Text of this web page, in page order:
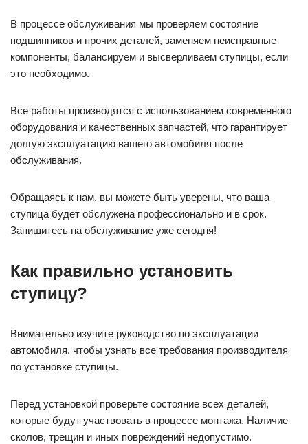
В процессе обслуживания мы проверяем состояние
подшипников и прочих деталей, заменяем неисправные
компоненты, балансируем и высверливаем ступицы, если
это необходимо.
Все работы производятся с использованием современного
оборудования и качественных запчастей, что гарантирует
долгую эксплуатацию вашего автомобиля после
обслуживания.
Обращаясь к нам, вы можете быть уверены, что ваша
ступица будет обслужена профессионально и в срок.
Запишитесь на обслуживание уже сегодня!
Как правильно установить
ступицу?
Внимательно изучите руководство по эксплуатации
автомобиля, чтобы узнать все требования производителя
по установке ступицы.
Перед установкой проверьте состояние всех деталей,
которые будут участвовать в процессе монтажа. Наличие
сколов, трещин и иных повреждений недопустимо.